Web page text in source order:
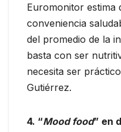
Euromonitor estima
conveniencia
del promedio de la
basta con ser
necesita ser
Gutiérrez.
4. “Mood food” en